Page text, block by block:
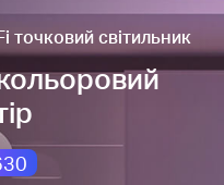
світильник